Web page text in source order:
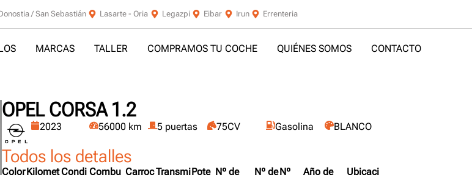
/ San Sebastián Lasarte - Oria Legazpi Eibar Irun Errenteria
MARCAS TALLER COMPRAMOS TU COCHE QUIÉNES SOMOS CONTACTO
OPEL CORSA 1.2
2023 56000 km 5 puertas 75CV Gasolina BLANCO
Todos los detalles
ColorKilometCondi Combu CarrocTransmiPote Nº de
Nº deNº
Año de
Ubicaci